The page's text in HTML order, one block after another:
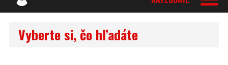
Vyberte si, čo hľadáte